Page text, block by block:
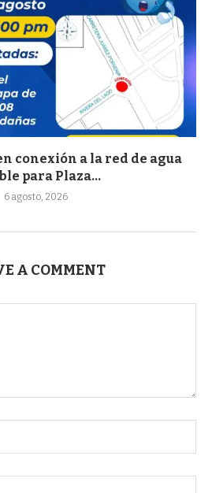
conexión a la red de agua
para Plaza...
6 agosto, 2026
A COMMENT